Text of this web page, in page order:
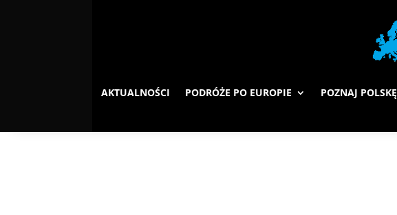
AKTUALNOŚCI PODRÓŻE PO EUROPIE POZNAJ POLSKĘ